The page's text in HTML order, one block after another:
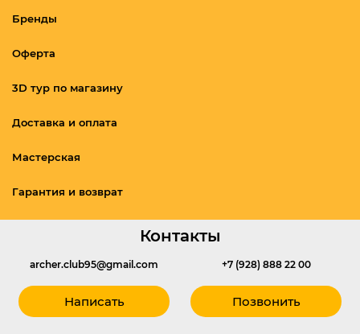
Бренды
Оферта
3D тур по магазину
Доставка и оплата
Мастерская
Гарантия и возврат
Контакты
archer.club95@gmail.com
Написать
+7 (928) 888 22 00
Позвонить